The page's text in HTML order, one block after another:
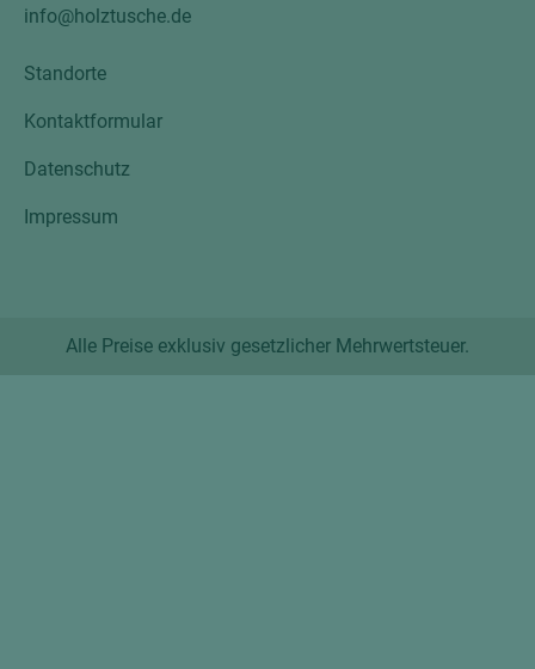
info@holztusche.de
Standorte
Kontaktformular
Datenschutz
Impressum
Alle Preise exklusiv gesetzlicher Mehrwertsteuer.